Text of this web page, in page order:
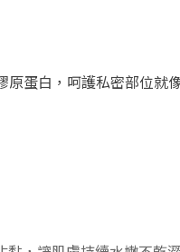
蛋白，呵護私密部位就